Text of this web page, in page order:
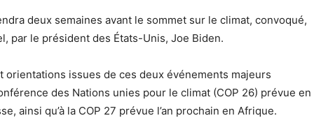
deux semaines avant le sommet sur le climat, convoqué,
par le président des États-Unis, Joe Biden.
orientations issues de ces deux événements majeurs
des Nations unies pour le climat (COP 26) prévue en
ainsi qu’à la COP 27 prévue l’an prochain en Afrique.